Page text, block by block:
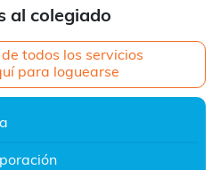
al colegiado
todos los servicios
para loguearse